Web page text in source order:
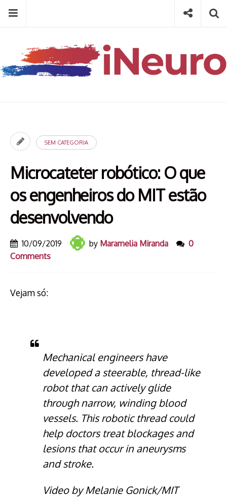
content
Menu
then
press
Type your search keyword, and press enter to search
Social
SEM CATEGORIA
Microcateter robótico: O que
os engenheiros do MIT estão
desenvolvendo
10/09/2019 by Maramelia Miranda
0
Comments
Vejam só:
Mechanical engineers have
developed a steerable, thread-like
robot that can actively glide
through narrow, winding blood
vessels. This robotic thread could
help doctors treat blockages and
lesions that occur in aneurysms
and stroke.
Video by Melanie Gonick/MIT